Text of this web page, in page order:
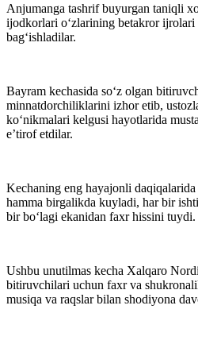
Anjumanga tashrif buyurgan taniqli
ijodkorlari o‘zlarining betakror ijrolari
bag‘ishladilar.
Bayram kechasida so‘z olgan
minnatdorchiliklarini izhor etib,
ko‘nikmalari kelgusi hayotlarida
e’tirof etdilar.
Kechaning eng hayajonli
hamma birgalikda kuyladi, har bir
bir bo‘lagi ekanidan faxr hissini tuydi.
Ushbu unutilmas kecha Xalqaro
bitiruvchilari uchun faxr va
musiqa va raqslar bilan shodiyona